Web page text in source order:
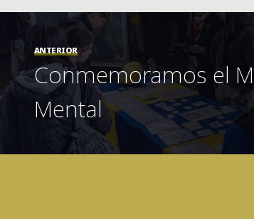
ANTERIOR
Conmemoramos el
Mental